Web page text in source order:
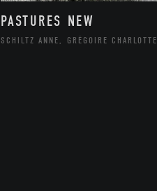
PASTURES NEW
SCHILTZ ANNE, GRÉGOIRE CHARLOTTE